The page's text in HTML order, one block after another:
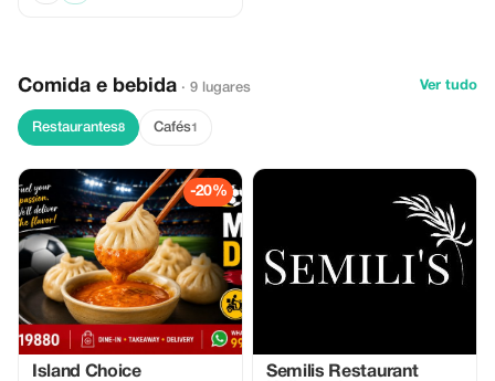
Comida e bebida · 9 lugares Ver tudo
Restaurantes8 Cafés1
-20%
Island Choice
Semilis Restaurant